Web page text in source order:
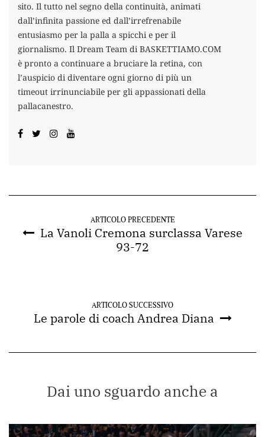
sito. Il tutto nel segno della continuità, animati
dall’infinita passione ed dall’irrefrenabile
entusiasmo per la palla a spicchi e per il
giornalismo. Il Dream Team di BASKETTIAMO.COM
è pronto a continuare a bruciare la retina, con
l’auspicio di diventare ogni giorno di più un
timeout irrinunciabile per gli appassionati della
pallacanestro.
ARTICOLO PRECEDENTE
La Vanoli Cremona surclassa Varese
93-72
ARTICOLO SUCCESSIVO
Le parole di coach Andrea Diana
Dai uno sguardo anche a